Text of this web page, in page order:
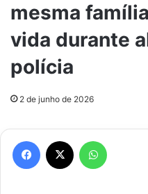
mesma
vida durante
polícia
2 de junho de 2026
Facebook